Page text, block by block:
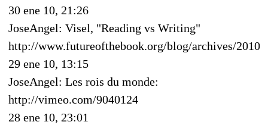
30 ene 10, 21:26
JoseAngel: Visel, "Reading vs Writing"
http://www.futureofthebook.org/blog/archives/
29 ene 10, 13:15
JoseAngel: Les rois du monde:
http://vimeo.com/9040124
28 ene 10, 23:01